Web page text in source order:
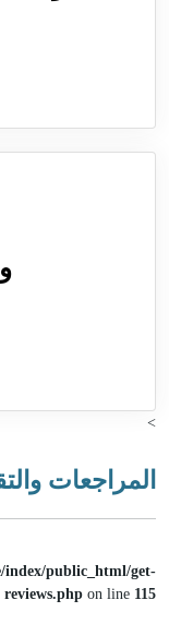
>
المراجعات
index/public_html/get-
reviews.php on line 115